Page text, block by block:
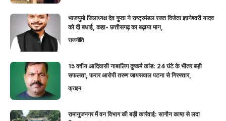
भाजयुमो जिलाध्यक्ष देव गुप्ता ने राष्ट्रमंडल रजत विजेता ज्ञानेश्वरी यादव
को दी बधाई, कहा- छत्तीसगढ़ का बढ़ाया मान,
राजनीति
15 वर्षीय आदिवासी नाबालिग दुष्कर्म कांड: 24 घंटे के भीतर बड़ी
सफलता, फरार आरोपी तरुण जायसवाल पटना से गिरफ्तार,
क्राइम
रामानुजनगर में वन विभाग की बड़ी कार्रवाई: सागौन काष्ठ से लदा